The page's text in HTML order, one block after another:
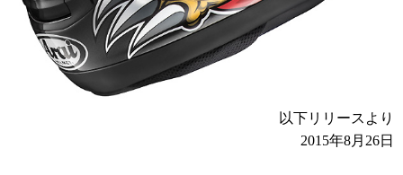
以下リリースより
2015年8月26日